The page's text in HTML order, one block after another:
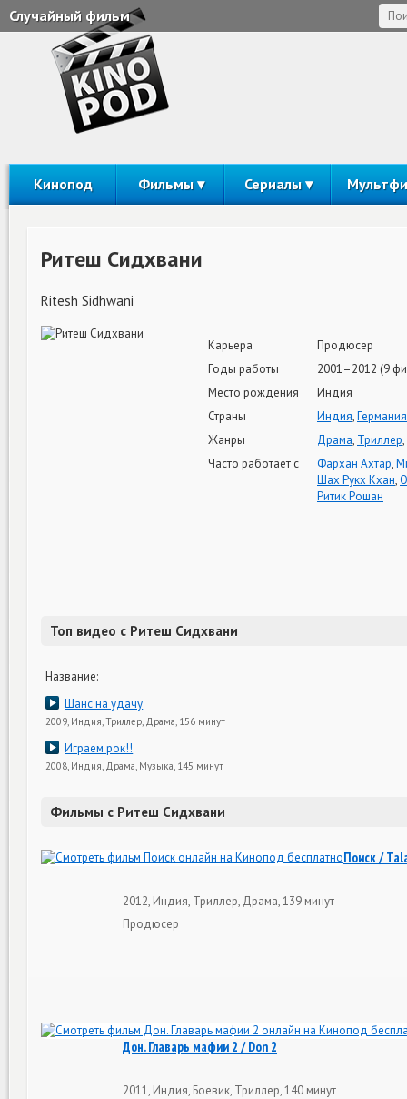
Случайный фильм
Кинопод Фильмы Сериалы
Ритеш Сидхвани
Ritesh Sidhwani
Карьера
Продюсер
Годы работы
2001–2012 (9
Место рождения
Индия
Страны
Индия,Германия
Жанры
Драма, Триллер,
Часто работает с
Фархан Ахтар,
Шах Рукх Кхан,
Ритик Рошан
Топ видео с Ритеш Сидхвани
Название:
Шанс на удачу
2009, Индия, Триллер, Драма, 156 минут
Играем рок!!
2008, Индия, Драма, Музыка, 145 минут
Фильмы с Ритеш Сидхвани
Поиск /
2012, Индия, Триллер, Драма, 139 минут
Продюсер
Дон. Главарь мафии 2 / Don 2
2011, Индия, Боевик, Триллер, 140 минут